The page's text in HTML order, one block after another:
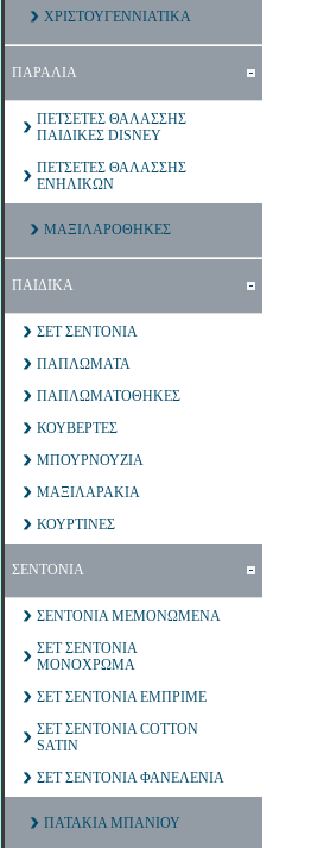
ΧΡΙΣΤΟΥΓΕΝΝΙΑΤΙΚΑ
ΠΑΡΑΛΙΑ
ΠΕΤΣΕΤΕΣ ΘΑΛΑΣΣΗΣ
ΠΑΙΔΙΚΕΣ DISNEY
ΠΕΤΣΕΤΕΣ ΘΑΛΑΣΣΗΣ
ΕΝΗΛΙΚΩΝ
ΜΑΞΙΛΑΡΟΘΗΚΕΣ
ΠΑΙΔΙΚΑ
ΣΕΤ ΣΕΝΤΟΝΙΑ
ΠΑΠΛΩΜΑΤΑ
ΠΑΠΛΩΜΑΤΟΘΗΚΕΣ
ΚΟΥΒΕΡΤΕΣ
ΜΠΟΥΡΝΟΥΖΙΑ
ΜΑΞΙΛΑΡΑΚΙΑ
ΚΟΥΡΤΙΝΕΣ
ΣΕΝΤΟΝΙΑ
ΣΕΝΤΟΝΙΑ ΜΕΜΟΝΩΜΕΝΑ
ΣΕΤ ΣΕΝΤΟΝΙΑ
ΜΟΝΟΧΡΩΜΑ
ΣΕΤ ΣΕΝΤΟΝΙΑ ΕΜΠΡΙΜΕ
ΣΕΤ ΣΕΝΤΟΝΙΑ COTTON
SATIN
ΣΕΤ ΣΕΝΤΟΝΙΑ ΦΑΝΕΛΕΝΙΑ
ΠΑΤΑΚΙΑ ΜΠΑΝΙΟΥ